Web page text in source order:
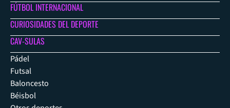
FÚTBOL INTERNACIONAL
CURIOSIDADES DEL DEPORTE
CAV-SULAS
Pádel
Futsal
Baloncesto
Béisbol